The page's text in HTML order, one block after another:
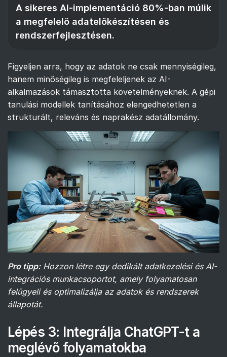
A sikeres AI-implementáció 80%-ban múlik
a megfelelő adatelőkészítésen és
rendszerfejlesztésen.
Figyeljen arra, hogy az adatok ne csak mennyiségileg,
hanem minőségileg is megfeleljenek az AI-
alkalmazások támasztotta követelményeknek. A gépi
tanulási modellek tanításához elengedhetetlen a
strukturált, releváns és naprakész adatállomány.
Pro tipp: Hozzon létre egy dedikált adatkezelési és AI-
integrációs munkacsoportot, amely folyamatosan
felügyeli és optimalizálja az adatok és rendszerek
állapotát.
Lépés 3: Integrálja ChatGPT-t a
meglévő folyamatokba